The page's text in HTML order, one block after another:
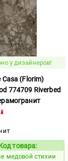
у дизайнеров!
Casa (Florim)
774709 Riverbed
944473
товара:
медовой стихии